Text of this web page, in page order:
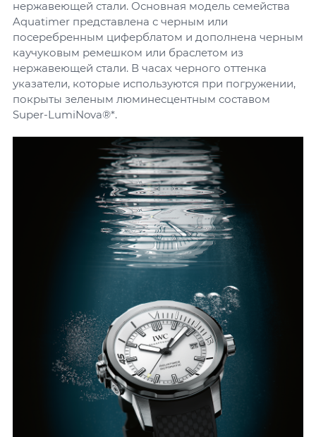
нержавеющей стали. Основная модель семейства
Aquatimer представлена с черным или
посеребренным циферблатом и дополнена черным
каучуковым ремешком или браслетом из
нержавеющей стали. В часах черного оттенка
указатели, которые используются при погружении,
покрыты зеленым люминесцентным составом
Super-LumiNova®*.